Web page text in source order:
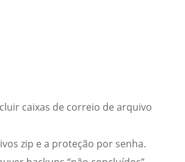
caixas de correio de arquivo
zip e a proteção por senha.